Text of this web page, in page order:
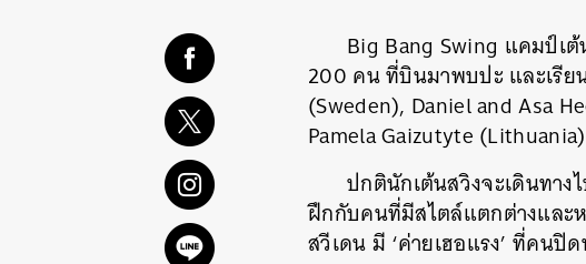
Big Bang Swing แคมป์เ
200 คน ที่บินมาพบปะ และเรีย
(Sweden), Daniel and Asa
Pamela Gaizutyte
ปกตินักเต้นสวิงจะเดินทาง
ฝึกกับคนที่มีสไตล์แตกต่างและ
สวีเดน มี ‘ค่ายเฮอแรง’ ที่คน